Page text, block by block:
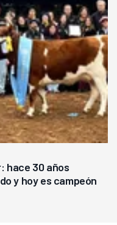
hace 30 años
y hoy es campeón